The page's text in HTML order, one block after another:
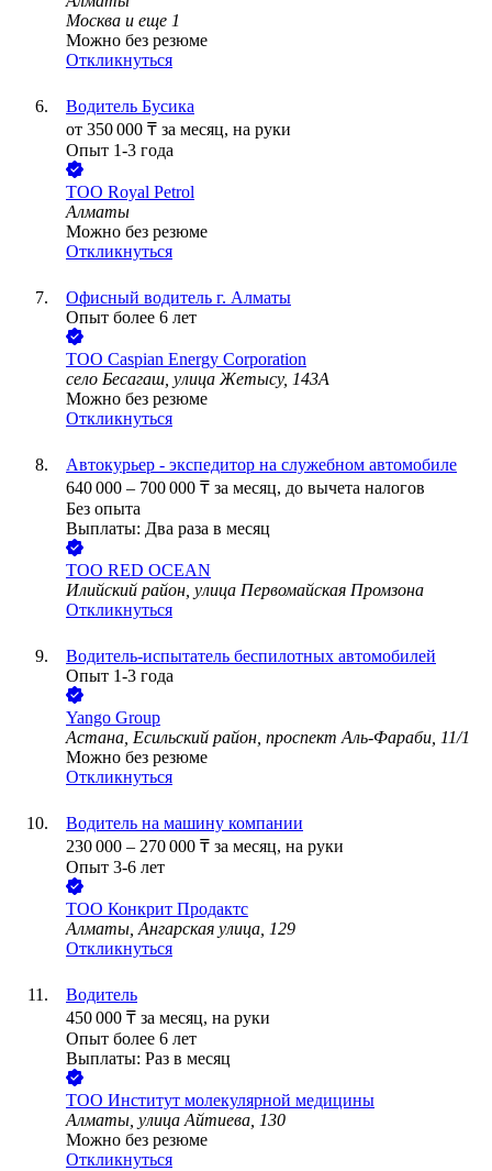
Москва и еще 1
Можно без резюме
Откликнуться
Водитель Бусика
от 350 000 ₸ за месяц, на руки
Опыт 1-3 года
ТОО Royal Petrol
Алматы
Можно без резюме
Откликнуться
Офисный водитель г. Алматы
Опыт более 6 лет
ТОО Caspian Energy Corporation
село Бесагаш, улица Жетысу, 143А
Можно без резюме
Откликнуться
Автокурьер - экспедитор на служебном автомобиле
640 000 – 700 000 ₸ за месяц, до вычета налогов
Без опыта
Выплаты: Два раза в месяц
ТОО RED OCEAN
Илийский район, улица Первомайская Промзона
Откликнуться
Водитель-испытатель беспилотных автомобилей
Опыт 1-3 года
Yango Group
Астана, Есильский район, проспект Аль-Фараби, 11/1
Можно без резюме
Откликнуться
Водитель на машину компании
230 000 – 270 000 ₸ за месяц, на руки
Опыт 3-6 лет
ТОО Конкрит Продактс
Алматы, Ангарская улица, 129
Откликнуться
Водитель
450 000 ₸ за месяц, на руки
Опыт более 6 лет
Выплаты: Раз в месяц
ТОО Институт молекулярной медицины
Алматы, улица Айтиева, 130
Можно без резюме
Откликнуться